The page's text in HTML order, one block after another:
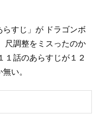
らすじ」が ドラゴンボ
尺調整をミスったのか
１話のあらすじが１２
い。